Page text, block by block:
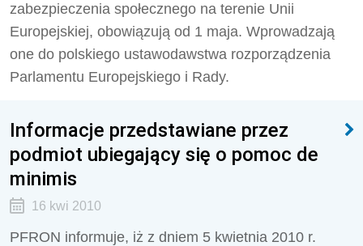
zabezpieczenia społecznego na terenie Unii
Europejskiej, obowiązują od 1 maja. Wprowadzają
one do polskiego ustawodawstwa rozporządzenia
Parlamentu Europejskiego i Rady.
Informacje przedstawiane przez
podmiot ubiegający się o pomoc de
minimis
16 kwi 2010
PFRON informuje, iż z dniem 5 kwietnia 2010 r.